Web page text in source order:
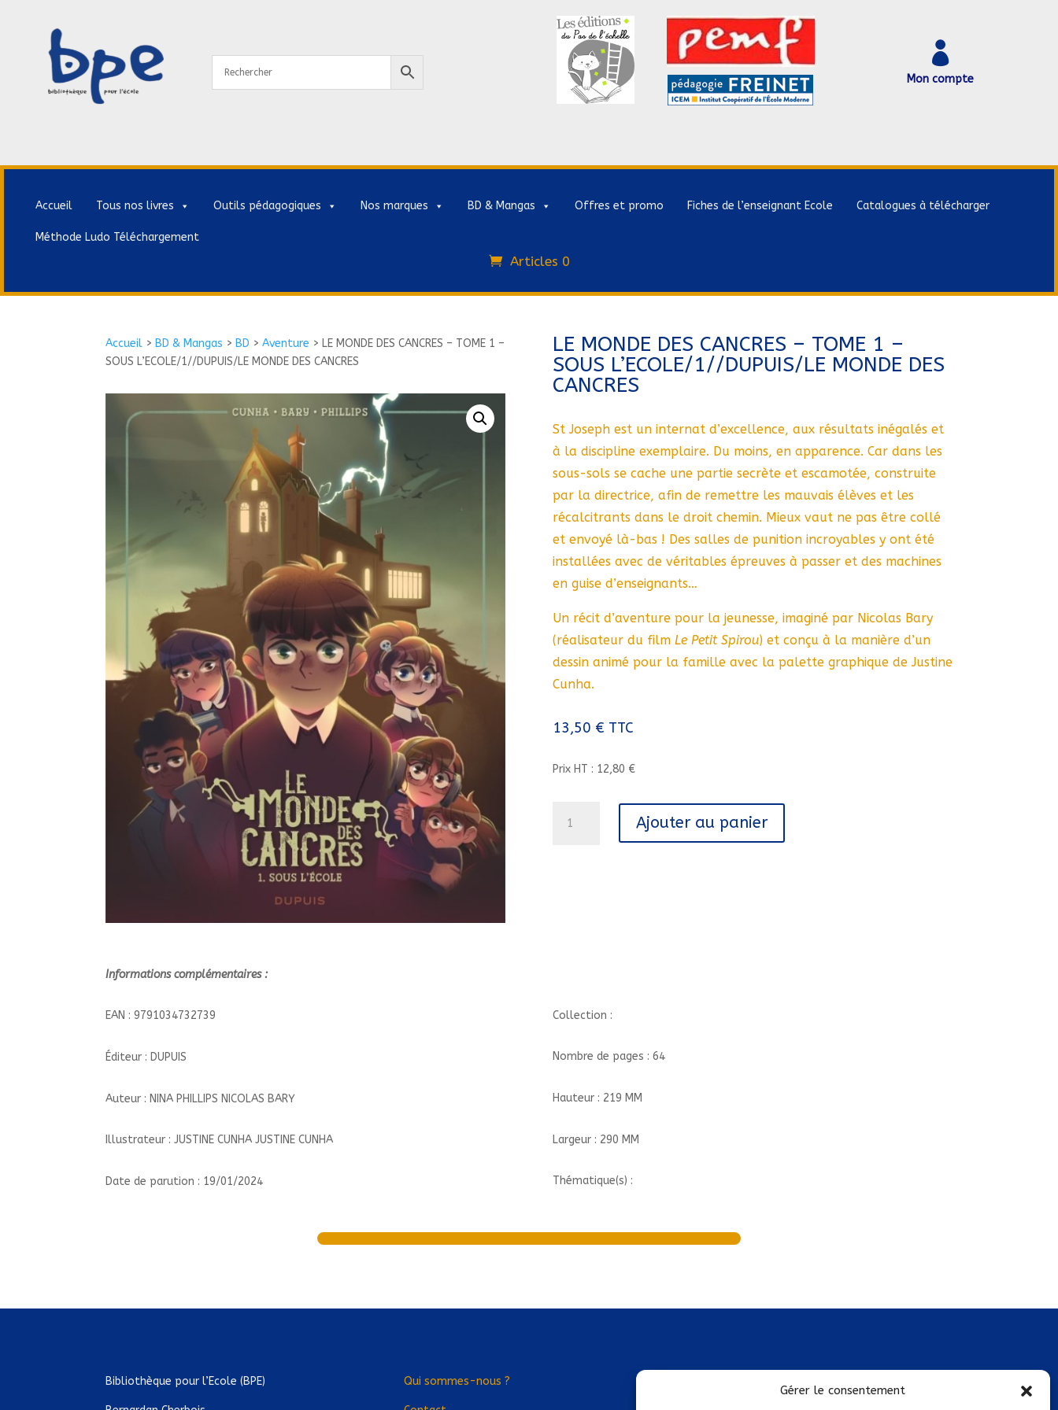
Gérer le consentement

Mon compte
Accueil Tous nos livres Outils pédagogiques Nos marques BD & Mangas Offres et promo Fiches de l’enseignant Ecole Catalogues à télécharger
Méthode Ludo Téléchargement
Articles 0
Accueil > BD & Mangas > BD >Aventure > LE MONDE DES CANCRES – TOME 1 –
SOUS L’ECOLE/1//DUPUIS/LE MONDE DES CANCRES
LE MONDE DES CANCRES – TOME 1 –
SOUS L’ECOLE/1//DUPUIS/LE MONDE DES
CANCRES
St Joseph est un internat d’excellence, aux résultats inégalés et
à la discipline exemplaire. Du moins, en apparence. Car dans les
sous-sols se cache une partie secrète et escamotée, construite
par la directrice, afin de remettre les mauvais élèves et les
récalcitrants dans le droit chemin. Mieux vaut ne pas être collé
et envoyé là-bas ! Des salles de punition incroyables y ont été
installées avec de véritables épreuves à passer et des machines
en guise d’enseignants…
Un récit d’aventure pour la jeunesse, imaginé par Nicolas Bary
(réalisateur du film Le Petit Spirou) et conçu à la manière d’un
dessin animé pour la famille avec la palette graphique de Justine
Cunha.
13,50 € TTC
Prix HT : 12,80 €
L'ECOLE/1//DUPUIS/LE
CANCRES
Ajouter au panier
Informations complémentaires :
EAN : 9791034732739
Éditeur : DUPUIS
Auteur : NINA PHILLIPS NICOLAS BARY
Illustrateur : JUSTINE CUNHA JUSTINE CUNHA
Date de parution : 19/01/2024
Collection :
Nombre de pages : 64
Hauteur : 219 MM
Largeur : 290 MM
Thématique(s) :
Bibliothèque pour l’Ecole (BPE) Qui sommes-nous ?